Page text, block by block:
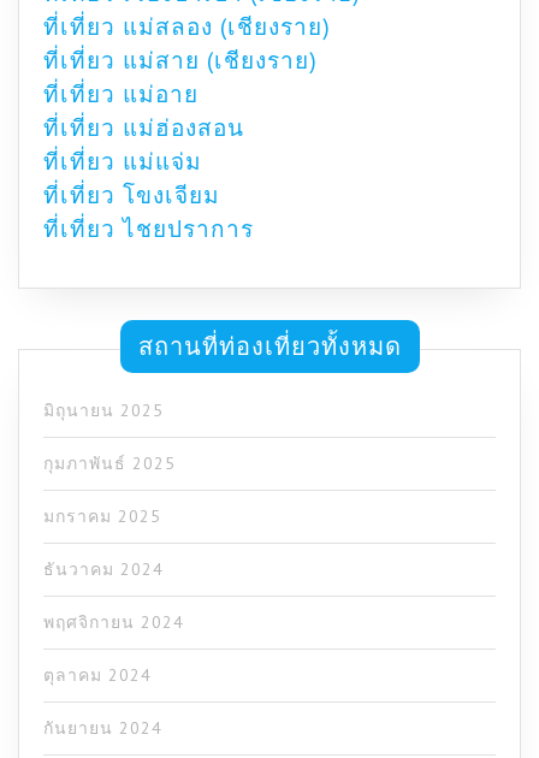
ที่เที่ยว แม่สลอง (เชียงราย)
ที่เที่ยว แม่สาย (เชียงราย)
ที่เที่ยว แม่อาย
ที่เที่ยว แม่ฮ่องสอน
ที่เที่ยว แม่แจ่ม
ที่เที่ยว โขงเจียม
ที่เที่ยว ไชยปราการ
สถานที่ท่องเที่ยวทั้งหมด
มิถุนายน 2025
กุมภาพันธ์ 2025
มกราคม 2025
ธันวาคม 2024
พฤศจิกายน 2024
ตุลาคม 2024
กันยายน 2024